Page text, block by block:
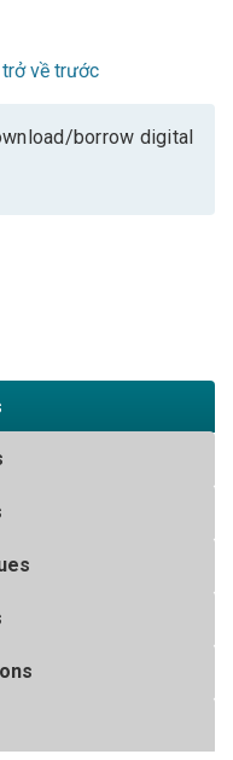
về trước
borrow digital